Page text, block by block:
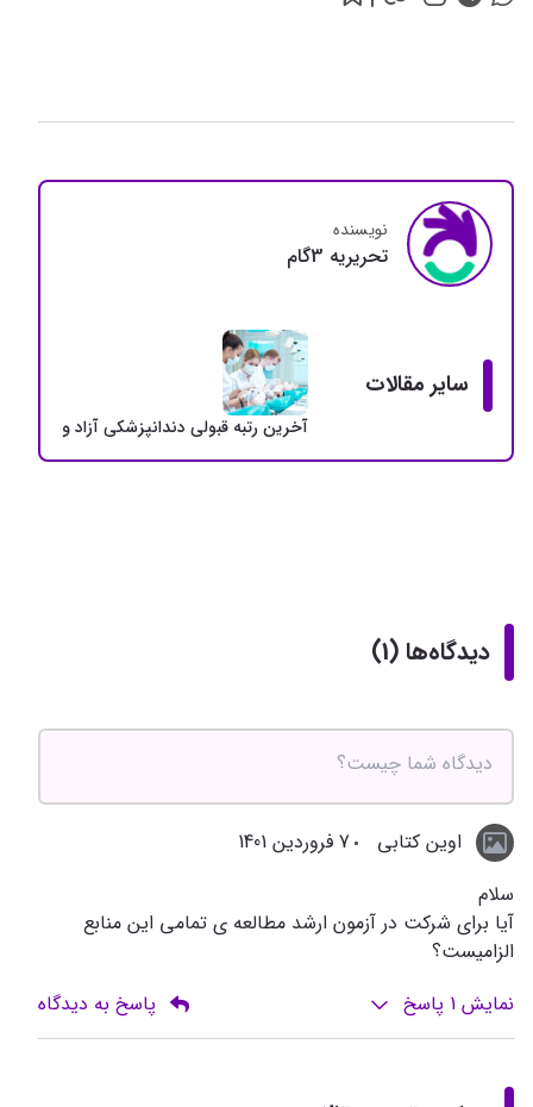
نویسنده
تحريريه 3گام
سایر مقالات
آخرین رتبه قبولی دندانپزشکی آزاد و دولتی +
دیدگاه‌ها (1)
اوین کتابی
7 فروردین 1401
سلام
آیا برای شرکت در آزمون ارشد مطالعه ی تمامی این منابع
الزامیست؟
نمایش 1 پاسخ پاسخ به دیدگاه